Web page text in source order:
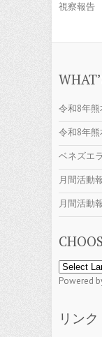
視察報告
令和8年
令和8年
ベネズエ
月間活動
月間活動
Powered
リンク